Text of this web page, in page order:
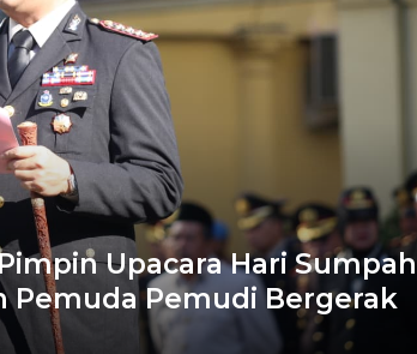
Upacara Hari Sumpah
Pemuda Pemudi Bergerak